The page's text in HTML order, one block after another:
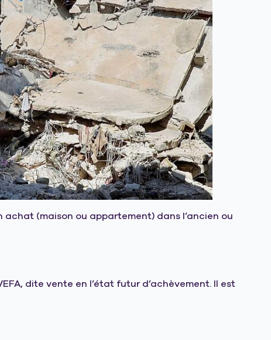
(maison ou appartement) dans l’ancien ou
dite vente en l’état futur d’achèvement. Il est